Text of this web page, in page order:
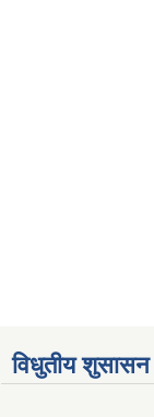
विधुतीय शुसासन